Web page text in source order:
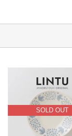
SOLD OUT